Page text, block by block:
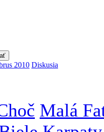
2010 Diskusia
Malá